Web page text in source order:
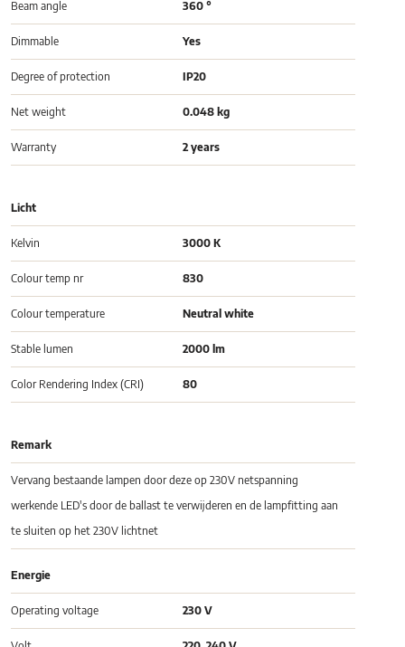
Beam angle 360 °
Dimmable Yes
Degree of protection IP20
Net weight 0.048 kg
Warranty 2 years
Licht
Kelvin 3000 K
Colour temp nr 830
Colour temperature Neutral white
Stable lumen 2000 lm
Color Rendering Index (CRI) 80
Remark
Vervang bestaande lampen door deze op 230V netspanning
werkende LED's door de ballast te verwijderen en de lampfitting aan
te sluiten op het 230V lichtnet
Energie
Operating voltage 230 V